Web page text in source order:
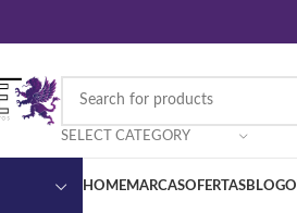
SELECT CATEGORY
HOMEMARCASOFERTASBLOG